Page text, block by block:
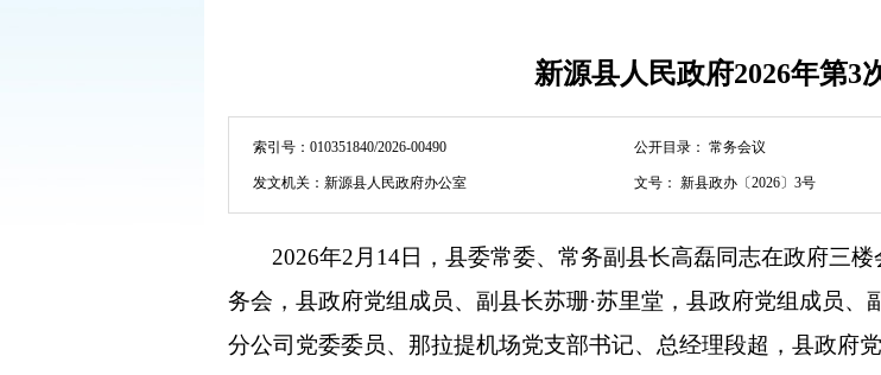
新源县人民政府2026年第3
索引号： 010351840/2026-00490 公开目录： 常务会议
发文机关： 新源县人民政府办公室 文号： 新县政办〔2026〕3号
2026年2月14日，县委常委、常务副县长高磊同志在政府三
务会，县政府党组成员、副县长苏珊·苏里堂，县政府党组成员
分公司党委委员、那拉提机场党支部书记、总经理段超，县政府